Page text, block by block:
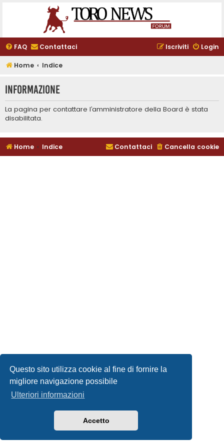
Questo sito utilizza cookie al fine di fornire la
migliore navigazione possibile
Ulteriori informazioni
Accetto
FAQ Contattaci Login
Iscriviti
Home Indice
Informazione
La pagina per contattare l’amministratore della Board è stata
disabilitata.
Home Indice Cancella cookie
Contattaci